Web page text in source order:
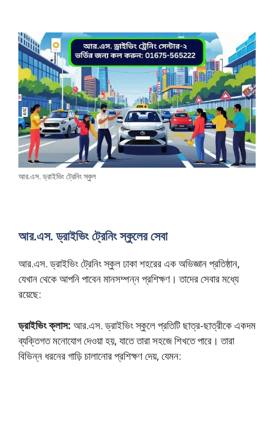
আর.এস. ড্রাইভিং ট্রেনিং স্কুল
আর.এস. ড্রাইভিং ট্রেনিং স্কুলের সেবা
আর.এস. ড্রাইভিং ট্রেনিং স্কুল ঢাকা শহরের এক অভিজ্ঞান প্রতিষ্ঠান,
যেখান থেকে আপনি পাবেন মানসম্পন্ন প্রশিক্ষণ। তাদের সেবার মধ্যে
রয়েছে:
ড্রাইভিং ক্লাস: আর.এস. ড্রাইভিং স্কুলে প্রতিটি ছাত্র-ছাত্রীকে একদম
ব্যক্তিগত মনোযোগ দেওয়া হয়, যাতে তারা সহজে শিখতে পারে। তারা
বিভিন্ন ধরনের গাড়ি চালানোর প্রশিক্ষণ দেয়, যেমন: